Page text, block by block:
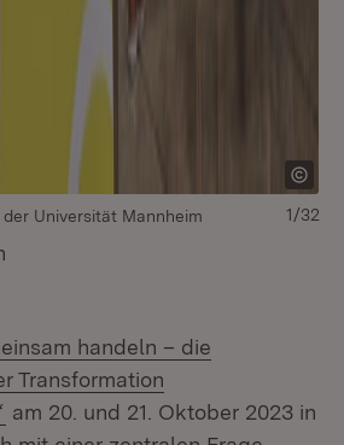
Universität Mannheim 1/32
handeln – die
Transformation
am 20. und 21. Oktober 2023 in